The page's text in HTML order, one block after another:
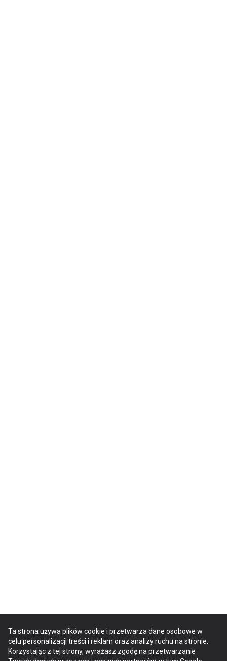
Ta strona używa plików cookie i przetwarza dane osobowe w
celu personalizacji treści i reklam oraz analizy ruchu na stronie.
Korzystając z tej strony, wyrażasz zgodę na przetwarzanie